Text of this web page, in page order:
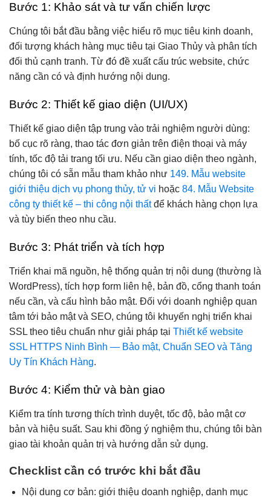
Bước 1: Khảo sát và tư vấn chiến lược
Chúng tôi bắt đầu bằng việc hiểu rõ mục tiêu kinh doanh,
đối tượng khách hàng mục tiêu tại Giao Thủy và phân tích
đối thủ cạnh tranh. Từ đó đề xuất cấu trúc website, chức
năng cần có và định hướng nội dung.
Bước 2: Thiết kế giao diện (UI/UX)
Thiết kế giao diện tập trung vào trải nghiệm người dùng:
bố cục rõ ràng, thao tác đơn giản trên điện thoại và máy
tính, tốc độ tải trang tối ưu. Nếu cần giao diện theo ngành,
chúng tôi có sẵn mẫu tham khảo như 149. Mẫu website
giới thiệu dịch vụ phong thủy, tử vi hoặc 84. Mẫu Website
công ty thiết kế – thi công nội thấtđể khách hàng chọn lựa
và tùy biến theo nhu cầu.
Bước 3: Phát triển và tích hợp
Triển khai mã nguồn, hệ thống quản trị nội dung (thường là
WordPress), tích hợp form liên hệ, bản đồ, cổng thanh toán
nếu cần, và cấu hình bảo mật. Đối với doanh nghiệp quan
tâm tới bảo mật và SEO, chúng tôi khuyến nghị triển khai
SSL theo tiêu chuẩn như giải pháp tại Thiết kế website
SSL HTTPS Ninh Bình — Bảo mật, Chuẩn SEO và Tăng
Uy Tín Khách Hàng.
Bước 4: Kiểm thử và bàn giao
Kiểm tra tính tương thích trình duyệt, tốc độ, bảo mật cơ
bản và hiệu suất. Sau khi đồng ý nghiệm thu, chúng tôi bàn
giao tài khoản quản trị và hướng dẫn sử dụng.
Checklist cần có trước khi bắt đầu
Nội dung cơ bản: giới thiệu doanh nghiệp, danh mục